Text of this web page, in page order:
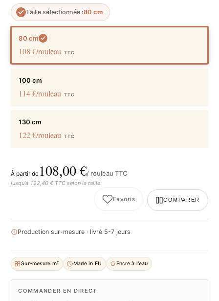
Taille sélectionnée :80 cm
80 cm
108 €/rouleau TTC
100 cm
114 €/rouleau TTC
130 cm
122 €/rouleau TTC
À partir de 108,00 €/ rouleau TTC
jusqu'à 122,40 € TTC selon la taille
Favoris COMPARER
Production sur-mesure · livré 5-7 jours
Sur-mesure m² Made in EU Encre à l'eau
COMMANDER EN DIRECT